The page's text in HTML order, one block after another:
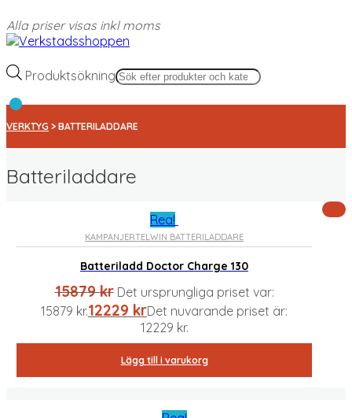
Alla priser visas inkl moms
Produktsökning
VERKTYG > BATTERILADDARE
Batteriladdare
Standardsortering
Sortera efter popularitet
Sortera efter senast
Sortera efter pris: lågt till högt
Sortera efter pris: högt till lågt
Rea!
KAMPANJERTELWIN BATTERILADDARE
Batteriladd Doctor Charge 130
15879kr Det ursprungliga priset var:
15879 kr.12229 krDet nuvarande priset är:
12229 kr.
Lägg till i varukorg